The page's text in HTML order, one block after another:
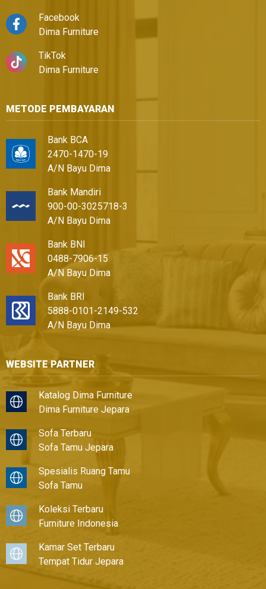
Facebook
Dima Furniture
TikTok
Dima Furniture
METODE PEMBAYARAN
Bank BCA
2470-1470-19
A/N Bayu Dima
Bank Mandiri
900-00-3025718-3
A/N Bayu Dima
Bank BNI
0488-7906-15
A/N Bayu Dima
Bank BRI
5888-0101-2149-532
A/N Bayu Dima
WEBSITE PARTNER
Katalog Dima Furniture
Dima Furniture Jepara
Sofa Terbaru
Sofa Tamu Jepara
Spesialis Ruang Tamu
Sofa Tamu
Koleksi Terbaru
Furniture Indonesia
Kamar Set Terbaru
Tempat Tidur Jepara